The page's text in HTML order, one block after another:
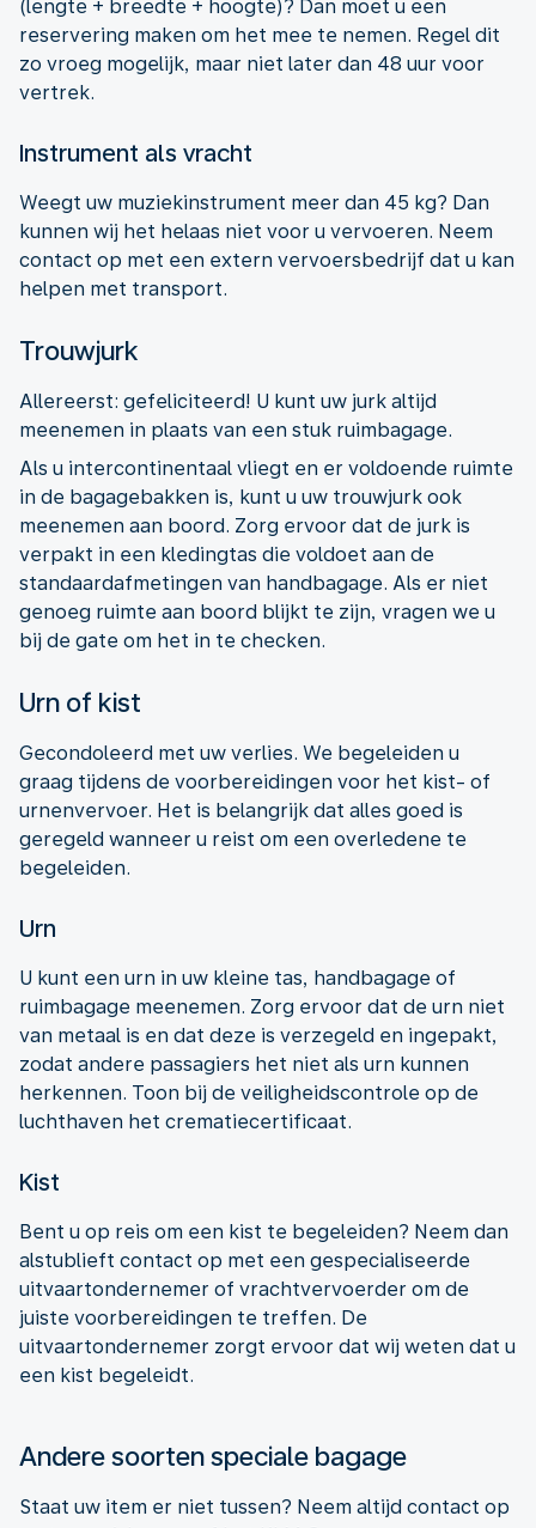
(lengte + breedte + hoogte)? Dan moet u een
reservering maken om het mee te nemen. Regel dit
zo vroeg mogelijk, maar niet later dan 48 uur voor
vertrek.
Instrument als vracht
Weegt uw muziekinstrument meer dan 45 kg? Dan
kunnen wij het helaas niet voor u vervoeren. Neem
contact op met een extern vervoersbedrijf dat u kan
helpen met transport.
Trouwjurk
Allereerst: gefeliciteerd! U kunt uw jurk altijd
meenemen in plaats van een stuk ruimbagage.
Als u intercontinentaal vliegt en er voldoende ruimte
in de bagagebakken is, kunt u uw trouwjurk ook
meenemen aan boord. Zorg ervoor dat de jurk is
verpakt in een kledingtas die voldoet aan de
standaardafmetingen van handbagage. Als er niet
genoeg ruimte aan boord blijkt te zijn, vragen we u
bij de gate om het in te checken.
Urn of kist
Gecondoleerd met uw verlies. We begeleiden u
graag tijdens de voorbereidingen voor het kist- of
urnenvervoer. Het is belangrijk dat alles goed is
geregeld wanneer u reist om een overledene te
begeleiden.
Urn
U kunt een urn in uw kleine tas, handbagage of
ruimbagage meenemen. Zorg ervoor dat de urn niet
van metaal is en dat deze is verzegeld en ingepakt,
zodat andere passagiers het niet als urn kunnen
herkennen. Toon bij de veiligheidscontrole op de
luchthaven het crematiecertificaat.
Kist
Bent u op reis om een kist te begeleiden? Neem dan
alstublieft contact op met een gespecialiseerde
uitvaartondernemer of vrachtvervoerder om de
juiste voorbereidingen te treffen. De
uitvaartondernemer zorgt ervoor dat wij weten dat u
een kist begeleidt.
Andere soorten speciale bagage
Staat uw item er niet tussen? Neem altijd contact op